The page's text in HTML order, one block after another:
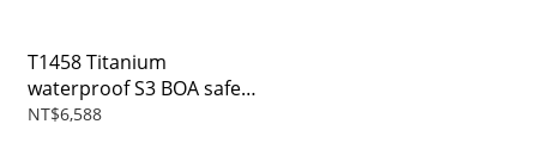
T1458 Titanium
waterproof S3 BOA safety
boot
NT$6,588